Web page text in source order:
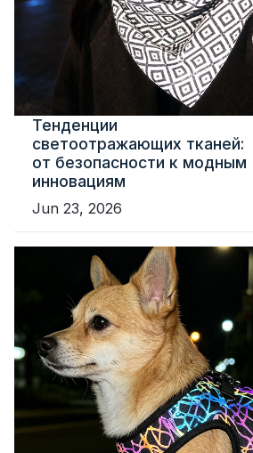
Тенденции
светоотражающих тканей:
от безопасности к модным
инновациям
Jun 23, 2026